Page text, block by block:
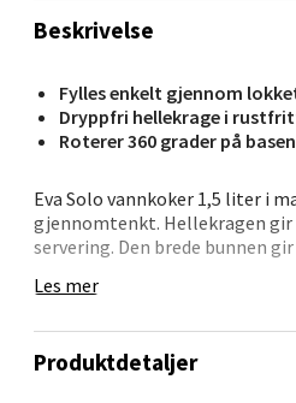
Beskrivelse
Fylles enkelt gjennom
Dryppfri hellekrage i
Roterer 360 grader på
Eva Solo vannkoker 1,5 liter i
gjennomtenkt. Hellekragen gir
servering. Den brede bunnen
vannmåler, skjult
Les mer
Produktdetaljer
Sandvika - Thon
Brodtkorbsgate 7, 1338
Åpent i dag 09-19
0 i butikk